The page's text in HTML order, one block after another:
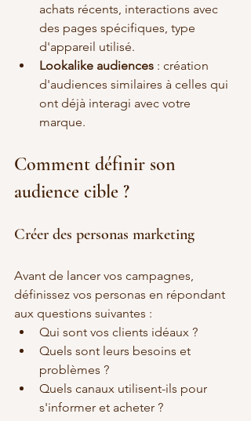
achats récents, interactions avec
des pages spécifiques, type
d'appareil utilisé.
Lookalike audiences : création
d'audiences similaires à celles qui
ont déjà interagi avec votre
marque.
Comment définir son
audience cible ?
Créer des personas marketing
Avant de lancer vos campagnes,
définissez vos personas en répondant
aux questions suivantes :
Qui sont vos clients idéaux ?
Quels sont leurs besoins et
problèmes ?
Quels canaux utilisent-ils pour
s'informer et acheter ?